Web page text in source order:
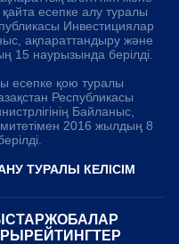
есепке алу туралы
Инвестициялар
ақпараттандыру және
15 наурызында берілді.
есепке қою туралы
Республикасы
Байланыс,
2016 жылдың 8
ТУРАЛЫ КЕЛІСІМ
ЖОБАЛАР
РЕЙТИНГТЕР